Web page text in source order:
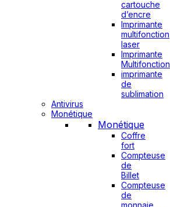
cartouche
d’encre
Imprimante
multifonction
laser
Imprimante
Multifonction
imprimante
de
sublimation
Antivirus
Monétique
Monétique
Coffre
fort
Compteuse
de
Billet
Compteuse
de
monnaie